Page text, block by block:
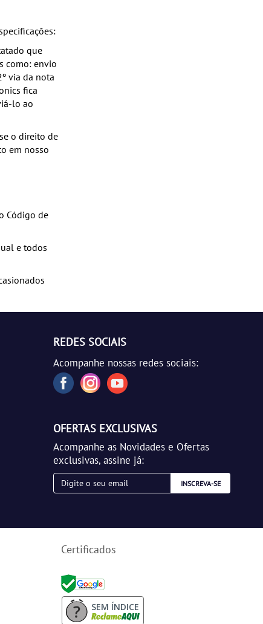
que
como: envio
via da nota
fica
lo ao
o direito de
em nosso
Código de
e todos
REDES SOCIAIS
Acompanhe nossas redes sociais:
OFERTAS EXCLUSIVAS
Acompanhe as Novidades e Ofertas
exclusivas, assine já:
INSCREVA-SE
Certificados
SEM ÍNDICE